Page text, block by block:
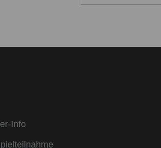
Badeanzug ist perfekt für Frauen, die
Info